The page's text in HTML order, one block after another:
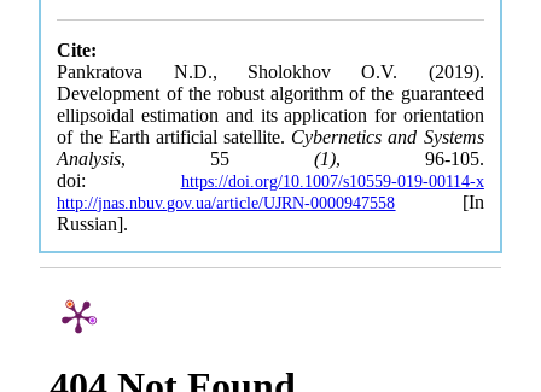
Cite:
Pankratova N.D., Sholokhov O.V. (2019).
Development of the robust algorithm of the guaranteed
ellipsoidal estimation and its application for orientation
of the Earth artificial satellite. Cybernetics and Systems
Analysis, 55 (1), 96-105.
doi: https://doi.org/10.1007/s10559-019-00114-x
http://jnas.nbuv.gov.ua/article/UJRN-0000947558 [In
Russian].